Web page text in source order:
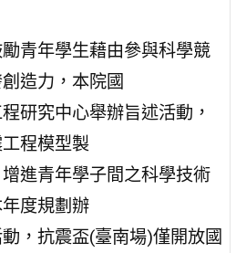
青年學生藉由參與科學競
造力，本院國
研究中心舉辦旨述活動，
程模型製
進青年學子間之科學技術
度規劃辦
，抗震盃(臺南場)僅開放國